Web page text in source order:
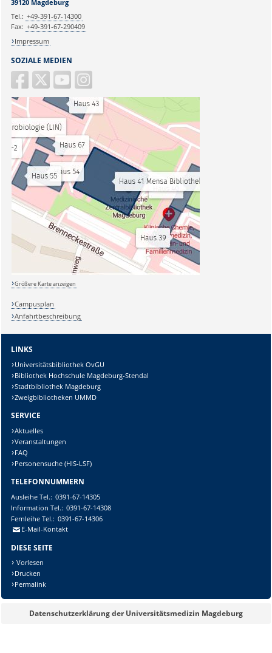
SOZIALE MEDIEN
39120 Magdeburg
Tel.: +49-391-67-14300
Fax: +49-391-67-290409
Impressum
Größere Karte anzeigen
Campusplan
Anfahrtbeschreibung
LINKS
Universitätsbibliothek OvGU
Bibliothek Hochschule Magdeburg-Stendal
Stadtbibliothek Magdeburg
Zweigbibliotheken UMMD
SERVICE
Aktuelles
Veranstaltungen
FAQ
Personensuche (HIS-LSF)
TELEFONNUMMERN
AusleiheTel.: 0391-67-14305
Information Tel.: 0391-67-14308
FernleiheTel.: 0391-67-14306
E-Mail-Kontakt
DIESE SEITE
Vorlesen
Drucken
Permalink
Datenschutzerklärung der Universitätsmedizin Magdeburg